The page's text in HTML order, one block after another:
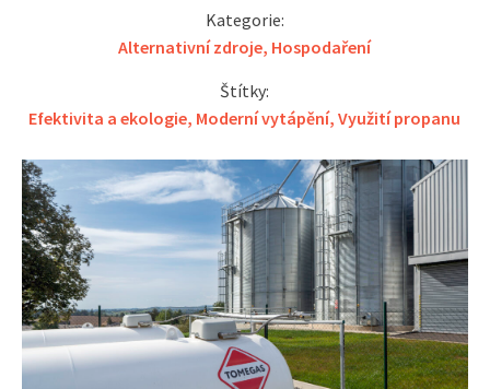
Kategorie:
Alternativní zdroje, Hospodaření
Štítky:
Efektivita a ekologie, Moderní vytápění,Využití propanu